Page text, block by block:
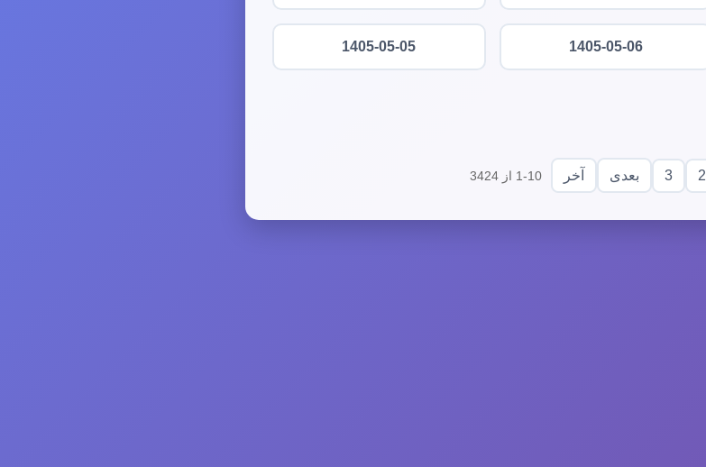
1405-05-06
1405-05-05
2
3 بعدی آخر 1-10 از 3424